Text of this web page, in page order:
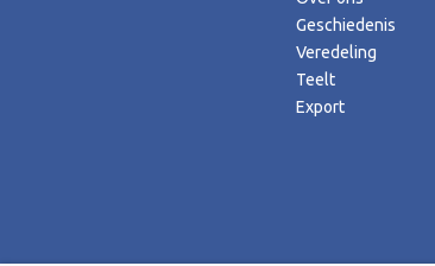
Geschiedenis
Veredeling
Teelt
Export